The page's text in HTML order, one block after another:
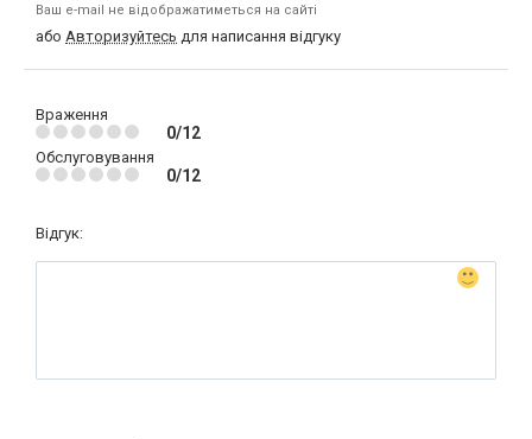
Ваш e-mail не відображатиметься на сайті
або Авторизуйтесь для написання відгуку
Враження
0/12
Обслуговування
0/12
Відгук: